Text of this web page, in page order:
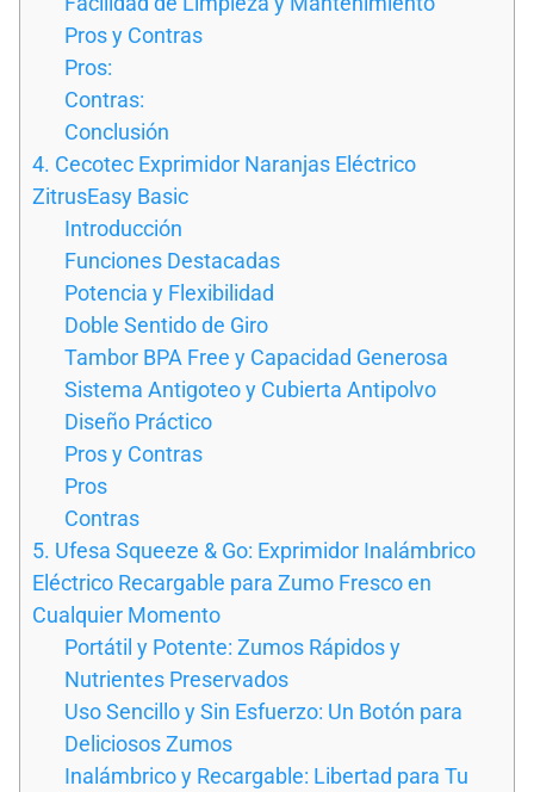
Pros y Contras
Pros:
Contras:
Conclusión
4. Cecotec Exprimidor Naranjas Eléctrico
ZitrusEasy Basic
Introducción
Funciones Destacadas
Potencia y Flexibilidad
Doble Sentido de Giro
Tambor BPA Free y Capacidad Generosa
Sistema Antigoteo y Cubierta Antipolvo
Diseño Práctico
Pros y Contras
Pros
Contras
5. Ufesa Squeeze & Go: Exprimidor Inalámbrico
Eléctrico Recargable para Zumo Fresco en
Cualquier Momento
Portátil y Potente: Zumos Rápidos y
Nutrientes Preservados
Uso Sencillo y Sin Esfuerzo: Un Botón para
Deliciosos Zumos
Inalámbrico y Recargable: Libertad para Tu